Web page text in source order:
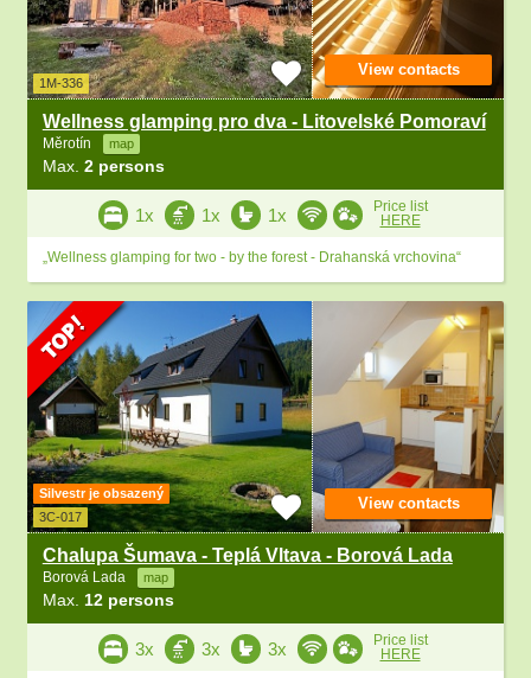
1M-336
Wellness glamping pro dva - Litovelské Pomoraví
Měrotín map
Max. 2 persons
View contacts
1x 1x 1x
Price list
HERE
„Wellness glamping for two - by the forest - Drahanská vrchovina“
Silvestr je obsazený
3C-017
Chalupa Šumava - Teplá Vltava - Borová Lada
Borová Lada map
Max. 12 persons
View contacts
3x 3x 3x
Price list
HERE